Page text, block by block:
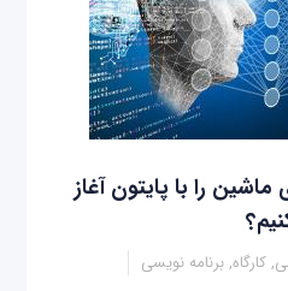
ماشین را با پایتون آغاز
برنامه نویسی